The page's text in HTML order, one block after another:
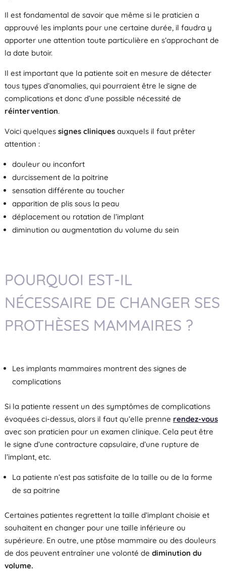
Il est fondamental de savoir que même si le praticien a
approuvé les implants pour une certaine durée, il faudra y
apporter une attention toute particulière en s’approchant de
la date butoir.
Il est important que la patiente soit en mesure de détecter
tous types d’anomalies, qui pourraient être le signe de
complications et donc d’une possible nécessité de
réintervention.
Voici quelques signes cliniquesauxquels il faut prêter
attention :
douleur ou inconfort
durcissement de la poitrine
sensation différente au toucher
apparition de plis sous la peau
déplacement ou rotation de l’implant
diminution ou augmentation du volume du sein
POURQUOI EST-IL
NÉCESSAIRE DE CHANGER SES
PROTHÈSES MAMMAIRES ?
Les implants mammaires montrent des signes de
complications
Si la patiente ressent un des symptômes de complications
évoquées ci-dessus, alors il faut qu’elle prenne rendez-vous
avec son praticien pour un examen clinique. Cela peut être
le signe d’une contracture capsulaire, d’une rupture de
l’implant, etc.
La patiente n’est pas satisfaite de la taille ou de la forme
de sa poitrine
Certaines patientes regrettent la taille d’implant choisie et
souhaitent en changer pour une taille inférieure ou
supérieure. En outre, une ptôse mammaire ou des douleurs
de dos peuvent entraîner une volonté de diminution du
volume.